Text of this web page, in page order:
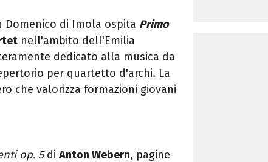
Domenico di Imola ospita Primo
nell'ambito dell'Emilia
dedicato alla musica da
per quartetto d'archi. La
che valorizza formazioni giovani
op. 5di Anton Webern, pagine